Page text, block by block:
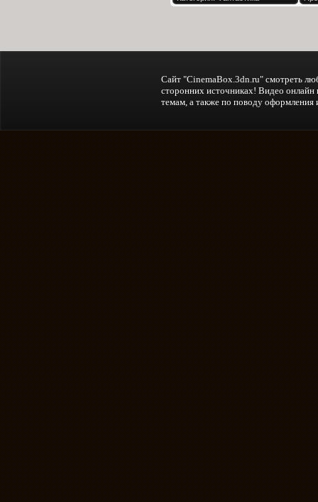
Сайт "CinemaBox.3dn.ru" смотреть
сторонних источниках! Видео
темам, а также по поводу